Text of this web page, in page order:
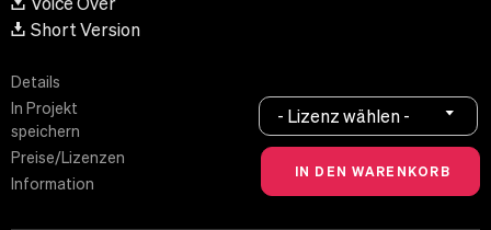
Short Version
Details
In Projekt
speichern
Preise/Lizenzen
Information
- Lizenz wählen -